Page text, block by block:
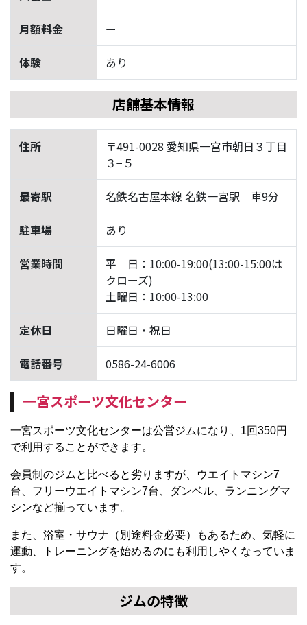
月額料金 ー
体験 あり
店舗基本情報
住所
〒491-0028 愛知県一宮市朝日３丁目
３−５
最寄駅 名鉄名古屋本線 名鉄一宮駅 車9分
駐車場 あり
営業時間
平 日：10:00-19:00(13:00-15:00は
クローズ)
土曜日：10:00-13:00
定休日 日曜日・祝日
電話番号 0586-24-6006
一宮スポーツ文化センター
一宮スポーツ文化センターは公営ジムになり、1回350円
で利用することができます。
会員制のジムと比べると劣りますが、ウエイトマシン7
台、フリーウエイトマシン7台、ダンベル、ランニングマ
シンなど揃っています。
また、浴室・サウナ（別途料金必要）もあるため、気軽に
運動、トレーニングを始めるのにも利用しやくなっていま
す。
ジムの特徴